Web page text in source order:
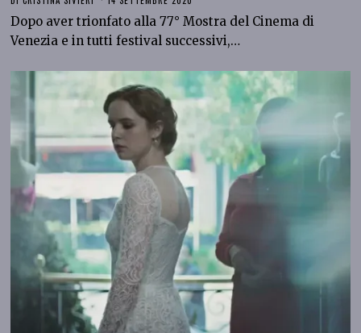
Dopo aver trionfato alla 77° Mostra del Cinema di
Venezia e in tutti festival successivi,…